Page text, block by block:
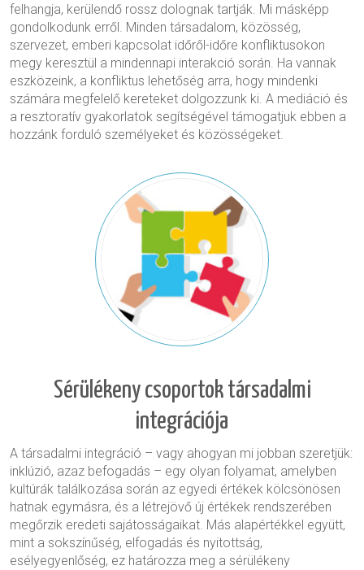
felhangja, kerülendő rossz dolognak tartják. Mi másképp
gondolkodunk erről. Minden társadalom, közösség,
szervezet, emberi kapcsolat időről-időre konfliktusokon
megy keresztül a mindennapi interakció során. Ha vannak
eszközeink, a konfliktus lehetőség arra, hogy mindenki
számára megfelelő kereteket dolgozzunk ki. A mediáció és
a resztoratív gyakorlatok segítségével támogatjuk ebben a
hozzánk forduló személyeket és közösségeket.
Sérülékeny csoportok társadalmi
integrációja
A társadalmi integráció – vagy ahogyan mi jobban szeretjük:
inklúzió, azaz befogadás – egy olyan folyamat, amelyben
kultúrák találkozása során az egyedi értékek kölcsönösen
hatnak egymásra, és a létrejövő új értékek rendszerében
megőrzik eredeti sajátosságaikat. Más alapértékkel együtt,
mint a sokszínűség, elfogadás és nyitottság,
esélyegyenlőség, ez határozza meg a sérülékeny